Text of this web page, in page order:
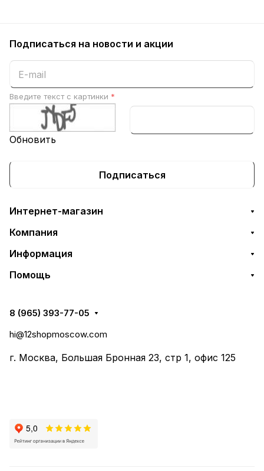
Подписаться на новости и акции
Введите текст с картинки *
Обновить
Подписаться
Интернет-магазин
Компания
Информация
Помощь
8 (965) 393-77-05
hi@12shopmoscow.com
г. Москва, Большая Бронная 23, стр 1, офис 125